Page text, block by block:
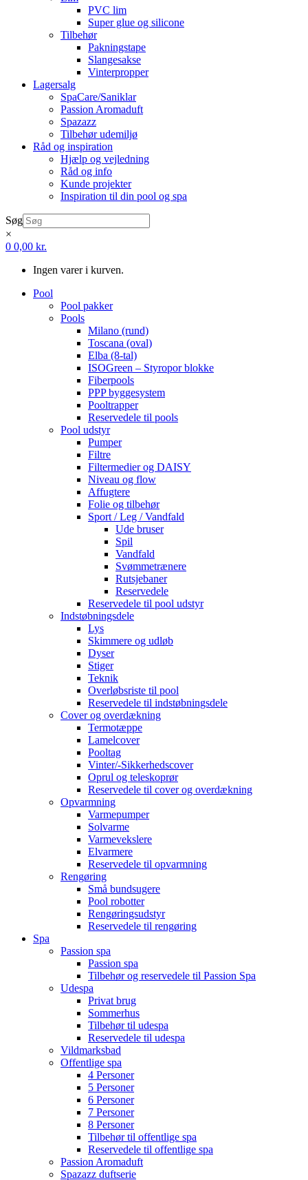
PVC lim
Super glue og silicone
Tilbehør
Pakningstape
Slangesakse
Vinterpropper
Lagersalg
SpaCare/Saniklar
Passion Aromaduft
Spazazz
Tilbehør udemiljø
Råd og inspiration
Hjælp og vejledning
Råd og info
Kunde projekter
Inspiration til din pool og spa
Søg
×
0 0,00 kr.
Ingen varer i kurven.
Pool
Pool pakker
Pools
Milano (rund)
Toscana (oval)
Elba (8-tal)
ISOGreen – Styropor blokke
Fiberpools
PPP byggesystem
Pooltrapper
Reservedele til pools
Pool udstyr
Pumper
Filtre
Filtermedier og DAISY
Niveau og flow
Affugtere
Folie og tilbehør
Sport / Leg / Vandfald
Ude bruser
Spil
Vandfald
Svømmetrænere
Rutsjebaner
Reservedele
Reservedele til pool udstyr
Indstøbningsdele
Lys
Skimmere og udløb
Dyser
Stiger
Teknik
Overløbsriste til pool
Reservedele til indstøbningsdele
Cover og overdækning
Termotæppe
Lamelcover
Pooltag
Vinter/-Sikkerhedscover
Oprul og teleskoprør
Reservedele til cover og overdækning
Opvarmning
Varmepumper
Solvarme
Varmevekslere
Elvarmere
Reservedele til opvarmning
Rengøring
Små bundsugere
Pool robotter
Rengøringsudstyr
Reservedele til rengøring
Spa
Passion spa
Passion spa
Tilbehør og reservedele til Passion Spa
Udespa
Privat brug
Sommerhus
Tilbehør til udespa
Reservedele til udespa
Vildmarksbad
Offentlige spa
4 Personer
5 Personer
6 Personer
7 Personer
8 Personer
Tilbehør til offentlige spa
Reservedele til offentlige spa
Passion Aromaduft
Spazazz duftserie